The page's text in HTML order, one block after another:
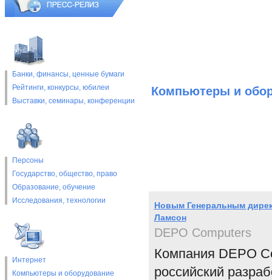
Банки, финансы, ценные бумаги
Рейтинги, конкурсы, юбилеи
Выставки, cеминары, конференции
Персоны
Государство, общество, право
Образование, обучение
Исследования, технологии
Интернет
Компьютеры и оборудование
Компьютеры и
Новым Генеральным
Ламсон
DEPO Computers
Компания DEPO
российский